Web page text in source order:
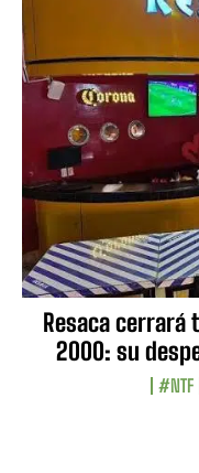
Resaca cerrará
2000: su
#NTF